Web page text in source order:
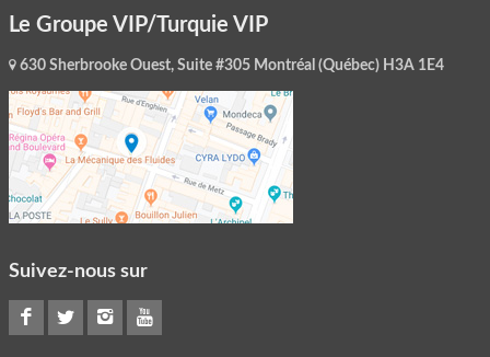
Le Groupe VIP/Turquie VIP
630 Sherbrooke Ouest, Suite #305 Montréal (Québec) H3A 1E4
Suivez-nous sur